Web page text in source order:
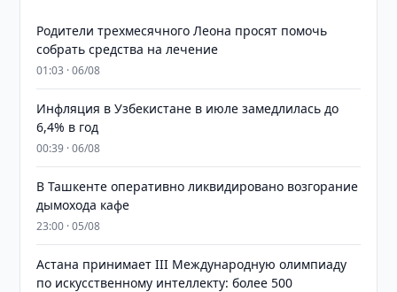
Родители трехмесячного Леона просят помочь
собрать средства на лечение
01:03 · 06/08
Инфляция в Узбекистане в июле замедлилась до
6,4% в год
00:39 · 06/08
В Ташкенте оперативно ликвидировано возгорание
дымохода кафе
23:00 · 05/08
Астана принимает III Международную олимпиаду
по искусственному интеллекту: более 500